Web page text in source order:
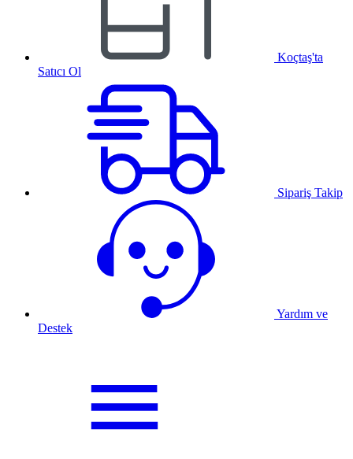
Koçtaş'ta
Satıcı Ol
Sipariş Takip
Yardım ve
Destek